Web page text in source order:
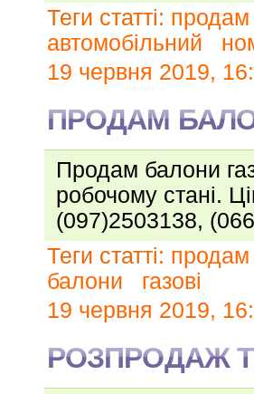
Теги статті: продам
автомобільний
19 червня 2019,
ПРОДАМ
Продам балони
робочому стані.
(097)2503138,
Теги статті: продам
балони
газові
19 червня 2019,
РОЗПРОДАЖ